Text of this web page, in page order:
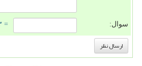
سوال: = ۳ بعلاوه ۳